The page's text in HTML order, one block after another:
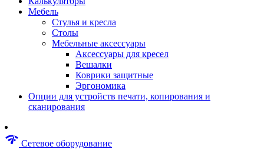
Шуруповерты
Дрели
Лобзики
Перфораторы
Шлифмашины
Наборы инструментов
Пилы
Пылесосы строительные
Мебель
Стулья и кресла
Столы
Мебельные аксессуары
Аксессуары для кресел
Вешалки
Коврики защитные
Эргономика
Опции для устройств печати, копирования и
сканирования
network_check Сетевое оборудование